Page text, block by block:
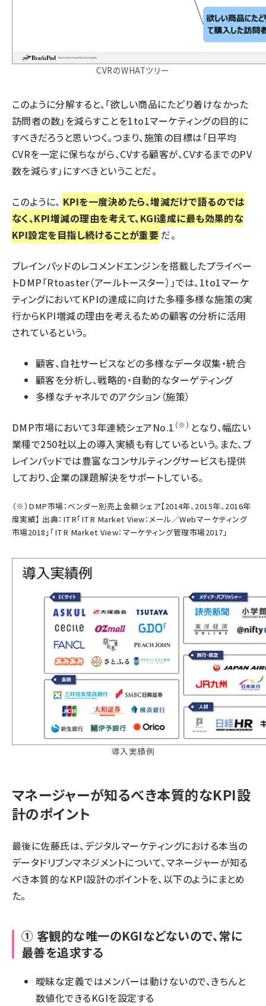
CVRのWHATツリー
このように分解すると、「欲しい商品にたどり着けなかった
訪問者の数」を減らすことを1to1マーケティングの目的に
すべきだろうと思いつく。つまり、施策の目標は「日平均
CVRを一定に保ちながら、CVする顧客が、CVするまでのPV
数を減らす」にすべきということだ。
このように、 KPIを一度決めたら、増減だけで語るのでは
なく、KPI増減の理由を考えて、KGI達成に最も効果的な
KPI設定を目指し続けることが重要 だ。
ブレインパッドのレコメンドエンジンを搭載したプライベー
トDMP「Rtoaster（アールトースター）」では、1to1マーケ
ティングにおいてKPIの達成に向けた多種多様な施策の実
行からKPI増減の理由を考えるための顧客の分析に活用
されているという。
顧客、自社サービスなどの多様なデータ収集・統合
顧客を分析し、戦略的・自動的なターゲティング
多様なチャネルでのアクション（施策）
DMP市場において3年連続シェアNo.1 （※） となり、幅広い
業種で250社以上の導入実績も有しているという。また、ブ
レインパッドでは豊富なコンサルティングサービスも提供
しており、企業の課題解決をサポートしている。
（※）DMP市場：ベンダー別売上金額シェア【2014年、2015年、2016年
度実績】 出典：ITR「ITR Market View：メール／Webマーケティング
市場2018」「ITR Market View：マーケティング管理市場2017」
導入実績例
マネージャーが知るべき本質的なKPI設
計のポイント
最後に佐藤氏は、デジタルマーケティングにおける本当の
データドリブンマネジメントについて、マネージャーが知る
べき本質的なKPI設計のポイントを、以下のようにまとめ
た。
① 客観的な唯一のKGIなどないので、常に
最善を追求する
曖昧な定義ではメンバーは動けないので、きちんと
数値化できるKGIを設定する